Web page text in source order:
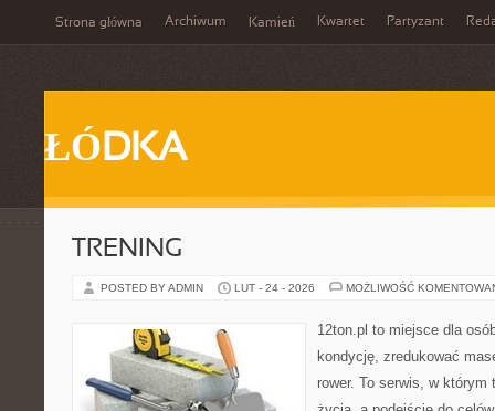
Strona główna Archiwum Kamień Kwartet Partyzant
ŁÓDKA
TRENING
POSTED BY ADMIN LUT - 24 - 2026 MOŻLIWOŚĆ
12ton.pl to miejsce dla
kondycję, zredukować
rower. To serwis, w którym